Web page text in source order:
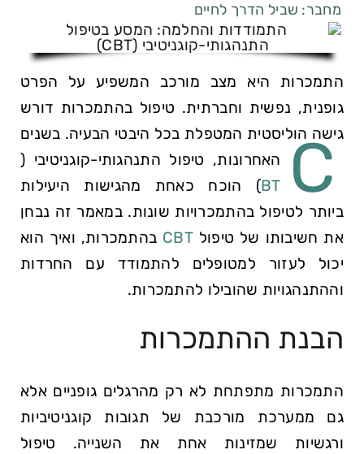
מחבר: שביל הדרך לחיים
התמכרות היא מצב מורכב המשפיע על הפרט
גופנית, נפשית וחברתית. טיפול בהתמכרות דורש
גישה הוליסטית המטפלת בכל היבטי הבעיה. בשנים
האחרונות, טיפול התנהגותי-קוגניטיבי (
C
BT) הוכח כאחת מהגישות היעילות
ביותר לטיפול בהתמכרויות שונות. במאמר זה נבחן
את חשיבותו של טיפול CBT בהתמכרות, ואיך הוא
יכול לעזור למטופלים להתמודד עם החרדות
וההתנהגויות שהובילו להתמכרות.
הבנת ההתמכרות
התמכרות מתפתחת לא רק מהרגלים גופניים אלא
גם ממערכת מורכבת של תגובות קוגניטיביות
ורגשיות שמזינות אחת את השנייה. טיפול